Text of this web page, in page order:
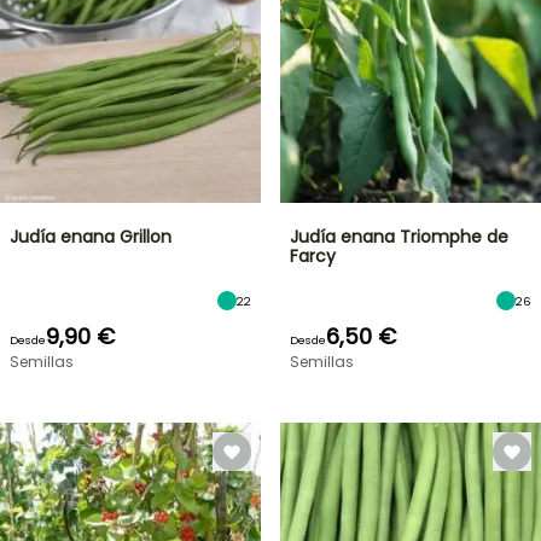
Judía enana Grillon
22
Desde9,90 €
Semillas
Judía enana Triomphe de
Farcy
26
Desde6,50 €
Semillas